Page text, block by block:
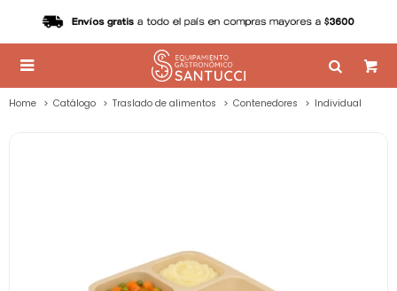

Home Catálogo Traslado de alimentos Contenedores Individual